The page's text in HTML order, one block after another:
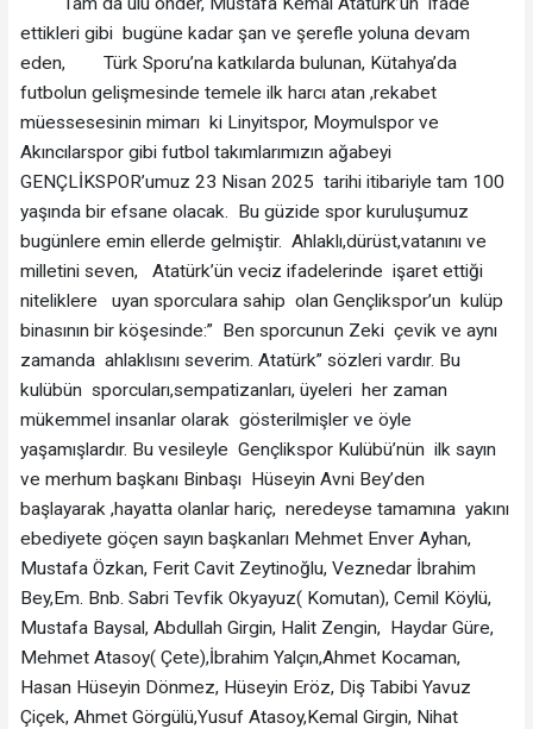
ettikleri gibi bugüne kadar şan ve şerefle yoluna devam
eden, Türk Sporu’na katkılarda bulunan, Kütahya’da
futbolun gelişmesinde temele ilk harcı atan ,rekabet
müessesesinin mimarı ki Linyitspor, Moymulspor ve
Akıncılarspor gibi futbol takımlarımızın ağabeyi
GENÇLİKSPOR’umuz 23 Nisan 2025 tarihi itibariyle tam 100
yaşında bir efsane olacak. Bu güzide spor kuruluşumuz
bugünlere emin ellerde gelmiştir. Ahlaklı,dürüst,vatanını ve
milletini seven, Atatürk’ün veciz ifadelerinde işaret ettiği
niteliklere uyan sporculara sahip olan Gençlikspor’un kulüp
binasının bir köşesinde:” Ben sporcunun Zeki çevik ve aynı
zamanda ahlaklısını severim. Atatürk” sözleri vardır. Bu
kulübün sporcuları,sempatizanları, üyeleri her zaman
mükemmel insanlar olarak gösterilmişler ve öyle
yaşamışlardır. Bu vesileyle Gençlikspor Kulübü’nün ilk sayın
ve merhum başkanı Binbaşı Hüseyin Avni Bey’den
başlayarak ,hayatta olanlar hariç, neredeyse tamamına yakını
ebediyete göçen sayın başkanları Mehmet Enver Ayhan,
Mustafa Özkan, Ferit Cavit Zeytinoğlu, Veznedar İbrahim
Bey,Em. Bnb. Sabri Tevfik Okyayuz( Komutan), Cemil Köylü,
Mustafa Baysal, Abdullah Girgin, Halit Zengin, Haydar Güre,
Mehmet Atasoy( Çete),İbrahim Yalçın,Ahmet Kocaman,
Hasan Hüseyin Dönmez, Hüseyin Eröz, Diş Tabibi Yavuz
Çiçek, Ahmet Görgülü,Yusuf Atasoy,Kemal Girgin, Nihat